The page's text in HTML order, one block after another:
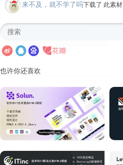
来不及，就不学了吗下载了 此素材
也许你还喜欢